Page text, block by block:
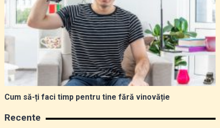
Cum să-ți faci timp pentru tine fără vinovăție
Recente